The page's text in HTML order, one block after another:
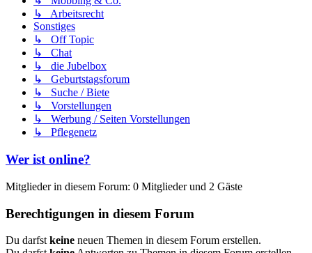
↳ Arbeitsrecht
Sonstiges
↳ Off Topic
↳ Chat
↳ die Jubelbox
↳ Geburtstagsforum
↳ Suche / Biete
↳ Vorstellungen
↳ Werbung / Seiten Vorstellungen
↳ Pflegenetz
Wer ist online?
Mitglieder in diesem Forum: 0 Mitglieder und 2 Gäste
Berechtigungen in diesem Forum
Du darfst keine neuen Themen in diesem Forum erstellen.